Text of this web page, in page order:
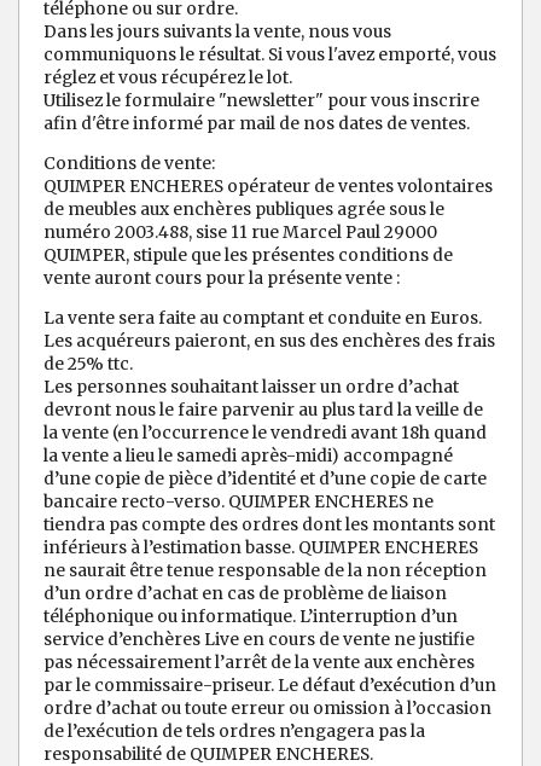
téléphone ou sur ordre.
Dans les jours suivants la vente, nous vous
communiquons le résultat. Si vous l'avez emporté, vous
réglez et vous récupérez le lot.
Utilisez le formulaire "newsletter" pour vous inscrire
afin d'être informé par mail de nos dates de ventes.
Conditions de vente:
QUIMPER ENCHERES opérateur de ventes volontaires
de meubles aux enchères publiques agrée sous le
numéro 2003.488, sise 11 rue Marcel Paul 29000
QUIMPER, stipule que les présentes conditions de
vente auront cours pour la présente vente :
La vente sera faite au comptant et conduite en Euros.
Les acquéreurs paieront, en sus des enchères des frais
de 25% ttc.
Les personnes souhaitant laisser un ordre d’achat
devront nous le faire parvenir au plus tard la veille de
la vente (en l’occurrence le vendredi avant 18h quand
la vente a lieu le samedi après-midi) accompagné
d’une copie de pièce d’identité et d’une copie de carte
bancaire recto-verso. QUIMPER ENCHERES ne
tiendra pas compte des ordres dont les montants sont
inférieurs à l’estimation basse. QUIMPER ENCHERES
ne saurait être tenue responsable de la non réception
d’un ordre d’achat en cas de problème de liaison
téléphonique ou informatique. L’interruption d’un
service d’enchères Live en cours de vente ne justifie
pas nécessairement l’arrêt de la vente aux enchères
par le commissaire-priseur. Le défaut d’exécution d’un
ordre d’achat ou toute erreur ou omission à l’occasion
de l’exécution de tels ordres n’engagera pas la
responsabilité de QUIMPER ENCHERES.